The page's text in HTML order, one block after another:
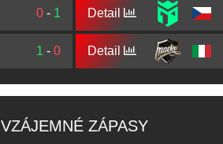
0 - 1
1 - 0
Detail
Detail
VZÁJEMNÉ ZÁPASY